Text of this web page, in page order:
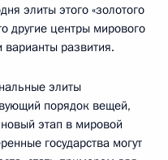
элиты этого «золотого
другие центры мирового
варианты развития.
элиты
порядок вещей,
этап в мировой
государства могут